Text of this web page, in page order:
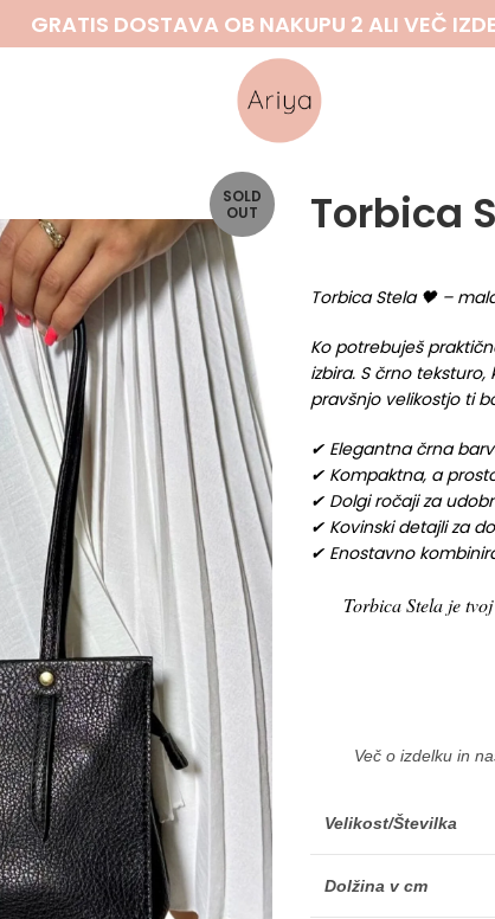
GRATIS DOSTAVA OB NAKUPU 2 ALI VEČ
SOLD
OUT
Torbica
Torbica Stela 🖤 –
Ko potrebuješ
izbira. S črno
pravšnjo velikostjo ti
✔ Elegantna črna
✔ Kompaktna, a
✔ Dolgi ročaji za
✔ Kovinski detajli za
✔ Enostavno
Torbica Stela je
Več o izdelku in
Velikost/Številka
Dolžina v cm